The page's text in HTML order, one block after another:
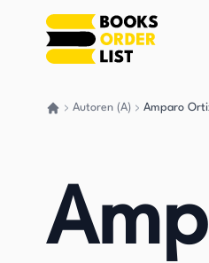
Autoren (A) Amparo